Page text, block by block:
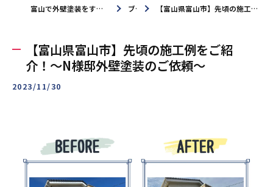
富山で外壁塗装をするなら外壁塗装専門店安井創建へ ブログ 【富山県富山市】先頃の施工例をご紹介！～N様邸外壁塗装のご依頼～
【富山県富山市】先頃の施工例をご紹
介！～N様邸外壁塗装のご依頼～
2023/11/30